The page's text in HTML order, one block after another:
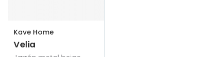
Kave Home
Velia